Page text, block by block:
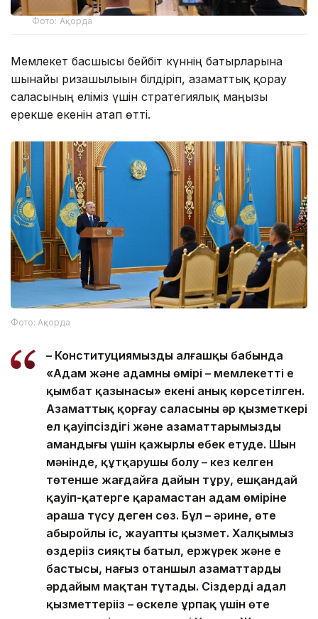
Фото: Ақорда
Мемлекет басшысы бейбіт күннің батырларына
шынайы ризашылығын білдіріп, азаматтық қорғау
саласының еліміз үшін стратегиялық маңызы
ерекше екенін атап өтті.
Фото: Ақорда
– Конституциямыздың алғашқы бабында
«Адам және адамның өмірі – мемлекеттің ең
қымбат қазынасы» екені анық көрсетілген.
Азаматтық қорғау саласының әр қызметкері
ел қауіпсіздігі және азаматтарымыздың
амандығы үшін қажырлы еңбек етуде. Шын
мәнінде, құтқарушы болу – кез келген
төтенше жағдайға дайын тұру, ешқандай
қауіп-қатерге қарамастан адам өміріне
араша түсу деген сөз. Бұл – әрине, өте
абыройлы іс, жауапты қызмет. Халқымыз
өздеріңіз сияқты батыл, ержүрек және ең
бастысы, нағыз отаншыл азаматтарды
әрдайым мақтан тұтады. Сіздердің адал
қызметтеріңіз – өскелең ұрпақ үшін өте